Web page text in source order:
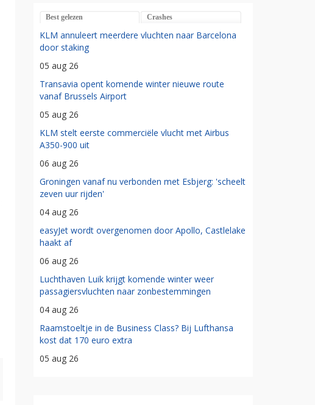
Best gelezen Crashes
KLM annuleert meerdere vluchten naar Barcelona
door staking
05 aug 26
Transavia opent komende winter nieuwe route
vanaf Brussels Airport
05 aug 26
KLM stelt eerste commerciële vlucht met Airbus
A350-900 uit
06 aug 26
Groningen vanaf nu verbonden met Esbjerg: 'scheelt
zeven uur rijden'
04 aug 26
easyJet wordt overgenomen door Apollo, Castlelake
haakt af
06 aug 26
Luchthaven Luik krijgt komende winter weer
passagiersvluchten naar zonbestemmingen
04 aug 26
Raamstoeltje in de Business Class? Bij Lufthansa
kost dat 170 euro extra
05 aug 26